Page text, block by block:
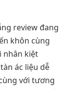
review đang
khôn cùng
nhân kiệt
ác liệu dễ
với tương